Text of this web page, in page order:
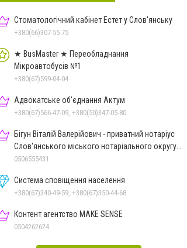
Стоматологічний кабінет Естет у Слов'янську
+380(66)307-55-75
★ BusMaster ★ Переобладнання
Мікроавтобусів №1
+380(67)599-04-04
Адвокатське об'єднання Актум
+380(67)566-47-09, +380(50)347-05-80
Бігун Віталій Валерійович - приватний нотаріус
Слов'янського міського нотаріального округу
Дон.обл.
0506555431
Система сповіщення населення
+380(67)340-49-59, +380(67)350-44-68
Контент агентство MAKE SENSE
0504262624